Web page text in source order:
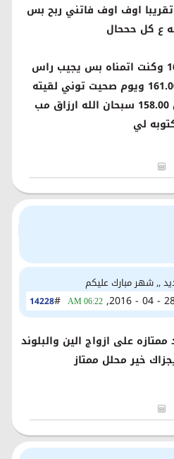
٤٠٠ نقطه تقريبا اوف اوف فاتني ربح بس
ع كل حححال
انا كنت ماخذه من 161.47 وكنت اتمناه بس يجيب راس
مالها وكنت محدد ربح 161.00 ويوم صحيت توني لقيته
ضارب الهدف ونازل لين 158.00 سبحان الله ارزاق مب
لي
,, شهر مبارك عليكم
14228# 28 - 04 -
06:22 AM
على ازواج الين والبلوند
خير محلل ممتاز